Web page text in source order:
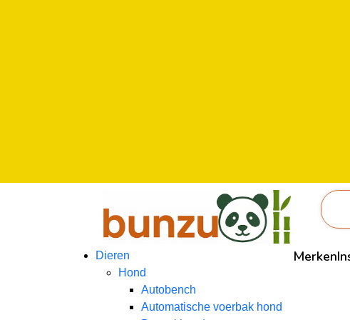
Dieren
Hond
Autobench
Automatische voerbak hond
Merken